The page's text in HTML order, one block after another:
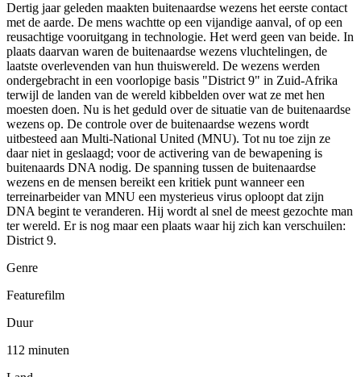
Dertig jaar geleden maakten buitenaardse wezens het eerste contact
met de aarde. De mens wachtte op een vijandige aanval, of op een
reusachtige vooruitgang in technologie. Het werd geen van beide. In
plaats daarvan waren de buitenaardse wezens vluchtelingen, de
laatste overlevenden van hun thuiswereld. De wezens werden
ondergebracht in een voorlopige basis "District 9" in Zuid-Afrika
terwijl de landen van de wereld kibbelden over wat ze met hen
moesten doen. Nu is het geduld over de situatie van de buitenaardse
wezens op. De controle over de buitenaardse wezens wordt
uitbesteed aan Multi-National United (MNU). Tot nu toe zijn ze
daar niet in geslaagd; voor de activering van de bewapening is
buitenaards DNA nodig. De spanning tussen de buitenaardse
wezens en de mensen bereikt een kritiek punt wanneer een
terreinarbeider van MNU een mysterieus virus oploopt dat zijn
DNA begint te veranderen. Hij wordt al snel de meest gezochte man
ter wereld. Er is nog maar een plaats waar hij zich kan verschuilen:
District 9.
Genre
Featurefilm
Duur
112 minuten